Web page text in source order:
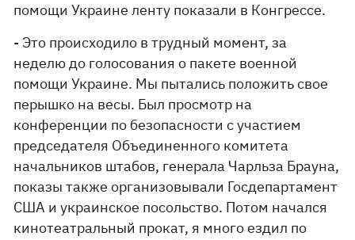
помощи Украине ленту показали в Конгрессе.
- Это происходило в трудный момент, за
неделю до голосования о пакете военной
помощи Украине. Мы пытались положить свое
перышко на весы. Был просмотр на
конференции по безопасности с участием
председателя Объединенного комитета
начальников штабов, генерала Чарльза Брауна,
показы также организовывали Госдепартамент
США и украинское посольство. Потом начался
кинотеатральный прокат, я много ездил по